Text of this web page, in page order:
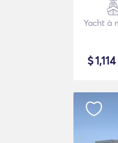
Yacht à
$1,114